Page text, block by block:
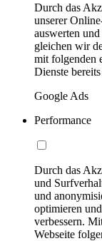
Durch das
unserer
auswerten
gleichen wir
mit folgenden
Dienste
Google Ads
Performance
Durch das
und
und
optimieren
verbessern.
Webseite